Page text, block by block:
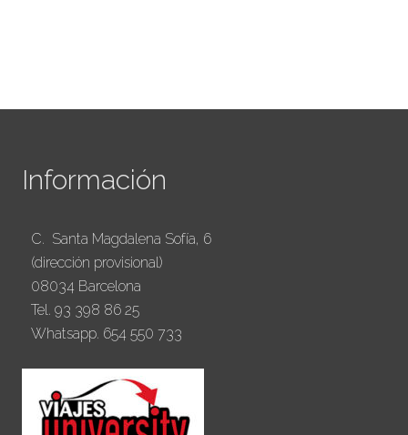
Información
C. Santa Magdalena Sofía, 6
(dirección provisional)
08034 Barcelona
Tel. 93 398 86 25
Whatsapp. 654 550 733